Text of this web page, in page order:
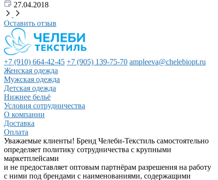
27.04.2018
Оставить отзыв
+7 (910) 664-42-45 +7 (905) 139-75-70 ampleeva@chelebiopt.ru
Женская одежда
Мужская одежда
Детская одежда
Нижнее бельё
Условия сотрудничества
О компании
Доставка
Оплата
Уважаемые клиенты! Бренд Челеби-Текстиль самостоятельно
определяет политику сотрудничества с крупными
маркетплейсами
и не предоставляет оптовым партнёрам разрешения на работу
с ними под брендами с наименованиями, содержащими